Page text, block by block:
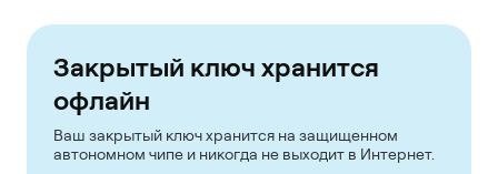
Закрытый ключ хранится
офлайн
Ваш закрытый ключ хранится на защищенном
автономном чипе и никогда не выходит в Интернет.